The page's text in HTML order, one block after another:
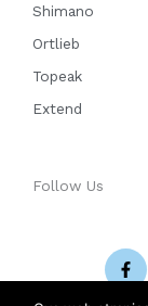
Shimano
Ortlieb
Topeak
Extend
Follow Us
c
e
b